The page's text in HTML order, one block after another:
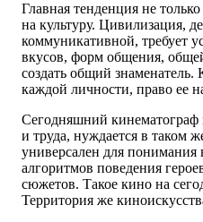
Главная тенденция не
на культуру. Цивилизация,
коммуникативной, требует
вкусов, форм общения,
создать общий
каждой личности, право ее
Сегодняшний кинематограф
и труда, нуждается в таком
универсален для
алгоритмов поведения
сюжетов. Такое кино на
Территория же